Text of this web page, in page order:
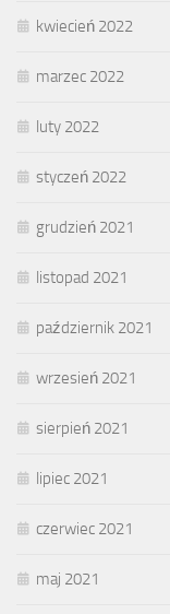
kwiecień 2022
marzec 2022
luty 2022
styczeń 2022
grudzień 2021
listopad 2021
październik 2021
wrzesień 2021
sierpień 2021
lipiec 2021
czerwiec 2021
maj 2021